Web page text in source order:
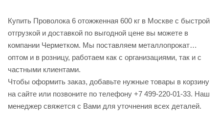
Купить Проволока 6 отожженная 600 кг в Москве с быстрой
отгрузкой и доставкой по выгодной цене вы можете в
компании Черметком. Мы поставляем металлопрокат
оптом и в розницу, работаем как с организациями, так и с
частными клиентами.
Чтобы оформить заказ, добавьте нужные товары в корзину
на сайте или позвоните по телефону +7 499-220-01-33. Наш
менеджер свяжется с Вами для уточнения всех деталей.